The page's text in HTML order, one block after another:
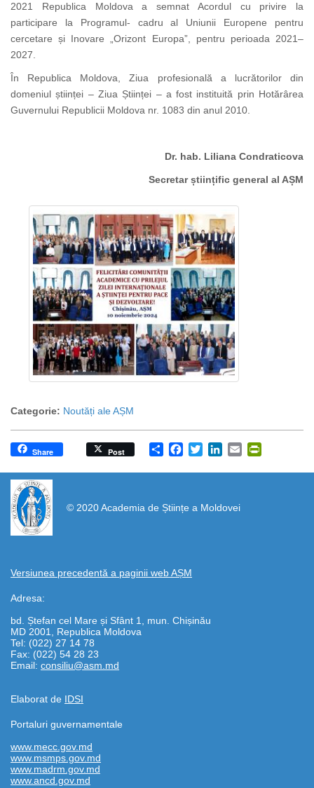
2021 Republica Moldova a semnat Acordul cu privire la
participare la Programul- cadru al Uniunii Europene pentru
cercetare și Inovare „Orizont Europa”, pentru perioada 2021–
2027.
În Republica Moldova, Ziua profesională a lucrătorilor din
domeniul științei – Ziua Științei – a fost instituită prin Hotărârea
Guvernului Republicii Moldova nr. 1083 din anul 2010.
Dr. hab. Liliana Condraticova
Secretar științific general al AȘM
Categorie: Noutăți ale AȘM
Share
Share Post Facebook
TwitterLinkedIn
Email
© 2020 Academia de Științe a Moldovei
Versiunea precedentă a paginii web AȘM
Adresa:
bd. Ștefan cel Mare și Sfânt 1, mun. Chișinău
MD 2001, Republica Moldova
Tel: (022) 27 14 78
Fax: (022) 54 28 23
Email: consiliu@asm.md
Elaborat de IDSI
https://propletenie.ru/
Portaluri guvernamentale
www.mecc.gov.md
www.msmps.gov.md
www.madrm.gov.md
www.ancd.gov.md